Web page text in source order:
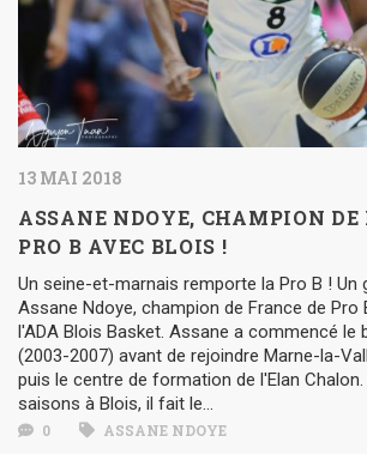
13 MAI 2018
ASSANE NDOYE, CHAMPION DE
PRO B AVEC BLOIS !
Un seine-et-marnais remporte la Pro B ! Un
Assane Ndoye, champion de France de Pro
l'ADA Blois Basket. Assane a commencé le
(2003-2007) avant de rejoindre Marne-la-
puis le centre de formation de l'Elan
saisons à Blois, il fait le...
0 ASSANE NDOYE